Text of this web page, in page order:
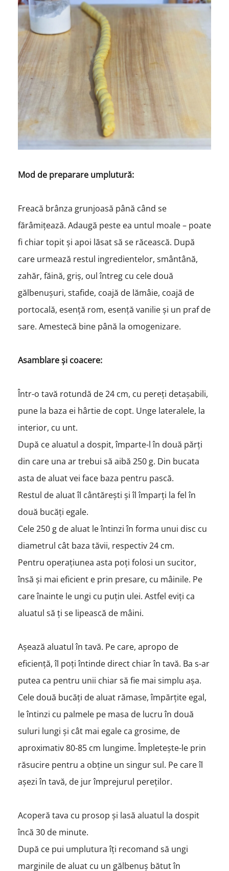
Mod de preparare umplutură:
Freacă brânza grunjoasă până când se
fărâmițează. Adaugă peste ea untul moale – poate
fi chiar topit și apoi lăsat să se răcească. După
care urmează restul ingredientelor, smântână,
zahăr, făină, griș, oul întreg cu cele două
gălbenușuri, stafide, coajă de lămâie, coajă de
portocală, esență rom, esență vanilie și un praf de
sare. Amestecă bine până la omogenizare.
Asamblare și coacere:
Într-o tavă rotundă de 24 cm, cu pereți detașabili,
pune la baza ei hârtie de copt. Unge lateralele, la
interior, cu unt.
După ce aluatul a dospit, împarte-l în două părți
din care una ar trebui să aibă 250 g. Din bucata
asta de aluat vei face baza pentru pască.
Restul de aluat îl cântărești și îl împarți la fel în
două bucăți egale.
Cele 250 g de aluat le întinzi în forma unui disc cu
diametrul cât baza tăvii, respectiv 24 cm.
Pentru operațiunea asta poți folosi un sucitor,
însă și mai eficient e prin presare, cu mâinile. Pe
care înainte le ungi cu puțin ulei. Astfel eviți ca
aluatul să ți se lipească de mâini.
Așează aluatul în tavă. Pe care, apropo de
eficiență, îl poți întinde direct chiar în tavă. Ba s-ar
putea ca pentru unii chiar să fie mai simplu așa.
Cele două bucăți de aluat rămase, împărțite egal,
le întinzi cu palmele pe masa de lucru în două
suluri lungi și cât mai egale ca grosime, de
aproximativ 80-85 cm lungime. Împletește-le prin
răsucire pentru a obține un singur sul. Pe care îl
așezi în tavă, de jur împrejurul pereților.
Acoperă tava cu prosop și lasă aluatul la dospit
încă 30 de minute.
După ce pui umplutura îți recomand să ungi
marginile de aluat cu un gălbenuș bătut în